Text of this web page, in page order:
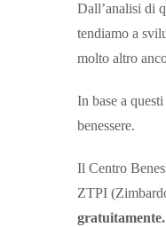
Dall’analisi di
tendiamo a
molto altro
In base a
benessere.
Il Centro
ZTPI
gratuitamente.